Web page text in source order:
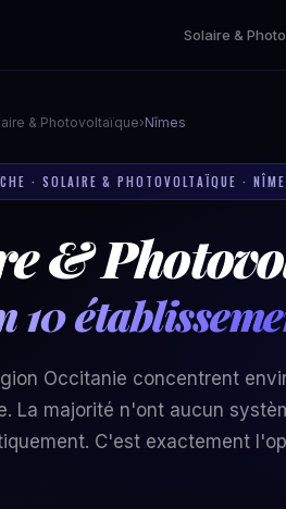
Solaire &
& Photovoltaïque›Nîmes
· SOLAIRE & PHOTOVOLTAÏQUE ·
&
10
Occitanie concentrent
La majorité n'ont aucun
C'est exactement